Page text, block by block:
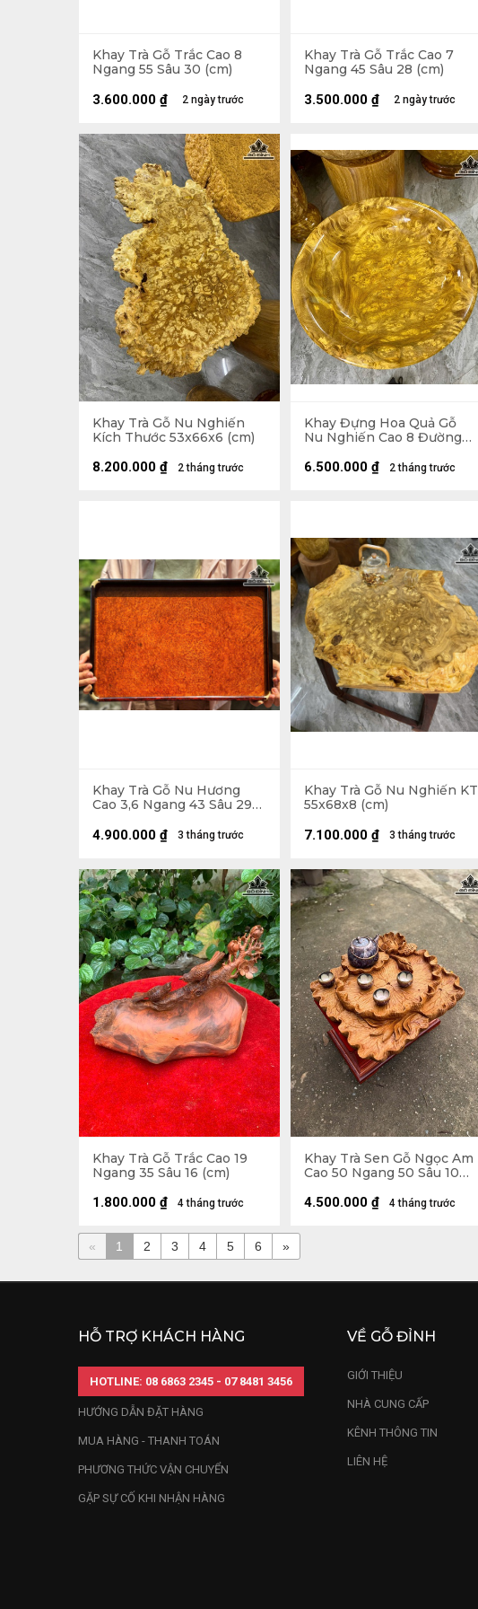
Khay Trà Gỗ Trắc Cao 8
Ngang 55 Sâu 30 (cm)
2 ngày trước
3.600.000 ₫
Khay Trà Gỗ Trắc Cao 7
Ngang 45 Sâu 28 (cm)
2 ngày trước
3.500.000 ₫
Khay Trà Gỗ Nu Nghiến
Kích Thước 53x66x6 (cm)
2 tháng trước
8.200.000 ₫
Khay Đựng Hoa Quả Gỗ
Nu Nghiến Cao 8 Đường
2 tháng trước
6.500.000 ₫
Khay Trà Gỗ Nu Hương
Cao 3,6 Ngang 43 Sâu 29
3 tháng trước
4.900.000 ₫
Khay Trà Gỗ Nu Nghiến KT
55x68x8 (cm)
3 tháng trước
7.100.000 ₫
Khay Trà Gỗ Trắc Cao 19
Ngang 35 Sâu 16 (cm)
4 tháng trước
1.800.000 ₫
Khay Trà Sen Gỗ Ngọc Am
Cao 50 Ngang 50 Sâu 10
4 tháng trước
4.500.000 ₫
« 1 2 3 4 5 6 »
HỖ TRỢ KHÁCH HÀNG
HOTLINE: 08 6863 2345 - 07 8481 3456
HƯỚNG DẪN ĐẶT HÀNG
MUA HÀNG - THANH TOÁN
PHƯƠNG THỨC VẬN CHUYỂN
GẶP SỰ CỐ KHI NHẬN HÀNG
VỀ GỖ ĐỈNH
GIỚI THIỆU
NHÀ CUNG CẤP
KÊNH THÔNG TIN
LIÊN HỆ